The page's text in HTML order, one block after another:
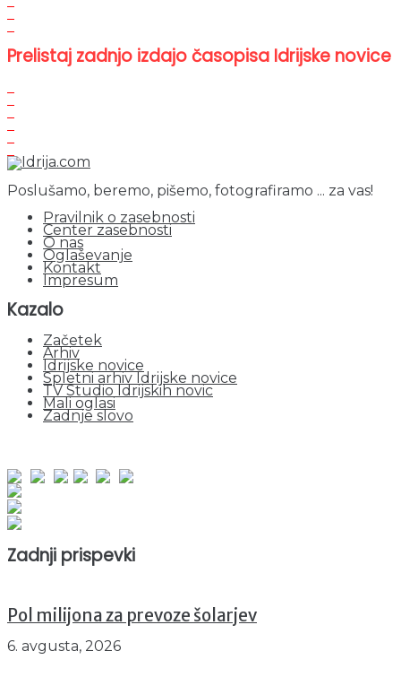
Prelistaj zadnjo izdajo časopisa Idrijske novice
Poslušamo, beremo, pišemo, fotografiramo ... za vas!
Pravilnik o zasebnosti
Center zasebnosti
O nas
Oglaševanje
Kontakt
Impresum
Kazalo
Začetek
Arhiv
Idrijske novice
Spletni arhiv Idrijske novice
TV Studio Idrijskih novic
Mali oglasi
Zadnje slovo
Zadnji prispevki
Pol milijona za prevoze šolarjev
6. avgusta, 2026